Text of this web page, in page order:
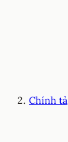
Chính tả